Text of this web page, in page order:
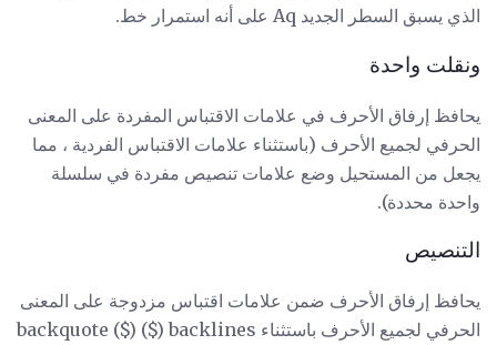
الذي يسبق السطر الجديد Aq على أنه استمرار خط.
ونقلت واحدة
يحافظ إرفاق الأحرف في علامات الاقتباس المفردة على المعنى
الحرفي لجميع الأحرف (باستثناء علامات الاقتباس الفردية ، مما
يجعل من المستحيل وضع علامات تنصيص مفردة في سلسلة
واحدة محددة).
التنصيص
يحافظ إرفاق الأحرف ضمن علامات اقتباس مزدوجة على المعنى
الحرفي لجميع الأحرف باستثناء backquote ($) ($) backlines